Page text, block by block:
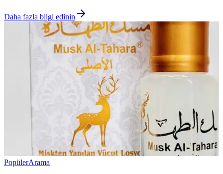
Daha fazla bilgi edinin
PopülerArama